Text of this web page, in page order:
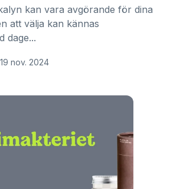
kan vara avgörande för dina
att välja kan kännas
dage...
19 nov. 2024